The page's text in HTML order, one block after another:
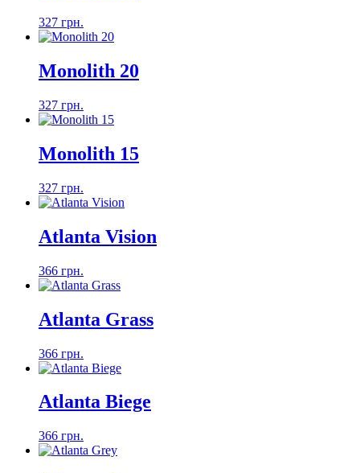
327 грн.
Monolith 20
327 грн.
Monolith 15
327 грн.
Atlanta Vision
366 грн.
Atlanta Grass
366 грн.
Atlanta Biege
366 грн.